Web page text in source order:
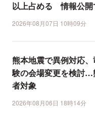
以上占める 情報公開
2026年08月07日 10時09分
熊本地震で異例対応
験の会場変更を検討…
者対象
2026年08月06日 18時14分